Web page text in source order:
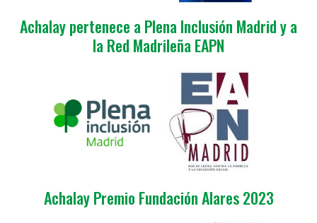
Achalay pertenece a Plena Inclusión Madrid y a
la Red Madrileña EAPN
Achalay Premio Fundación Alares 2023